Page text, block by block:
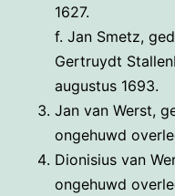
1627.
f. Jan Smetz,
Gertruydt
augustus 1693.
Jan van Werst,
ongehuwd
Dionisius van
ongehuwd